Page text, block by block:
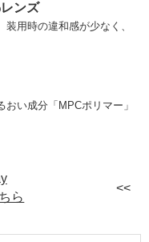
ンズ
用時の違和感が少なく、
い成分「MPCポリマー」
ら